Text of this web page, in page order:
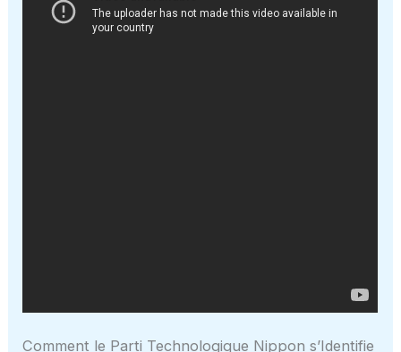
Comment le Parti Technologique Nippon s’Identifie